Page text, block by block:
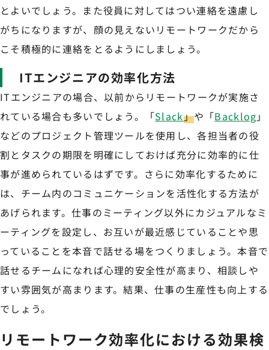
とよいでしょう。また役員に対してはつい連絡を遠慮し
がちになりますが、顔の見えないリモートワークだから
こそ積極的に連絡をとるようにしましょう。
ITエンジニアの効率化方法
ITエンジニアの場合、以前からリモートワークが実施さ
れている場合も多いでしょう。「Slack」や「Backlog 」
などのプロジェクト管理ツールを使用し、各担当者の役
割とタスクの期限を明確にしておけば充分に効率的に仕
事が進められているはずです。さらに効率化するために
は、チーム内のコミュニケーションを活性化する方法が
あげられます。仕事のミーティング以外にカジュアルなミ
ーティングを設定し、お互いが最近感じていることや思
っていることを本音で話せる場をつくりましょう。本音で
話せるチームになれば心理的安全性が高まり、相談しや
すい雰囲気が高まります。結果、仕事の生産性も向上する
でしょう。
リモートワーク効率化における効果検